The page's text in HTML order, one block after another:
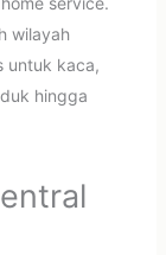
wilayah
untuk kaca,
hingga